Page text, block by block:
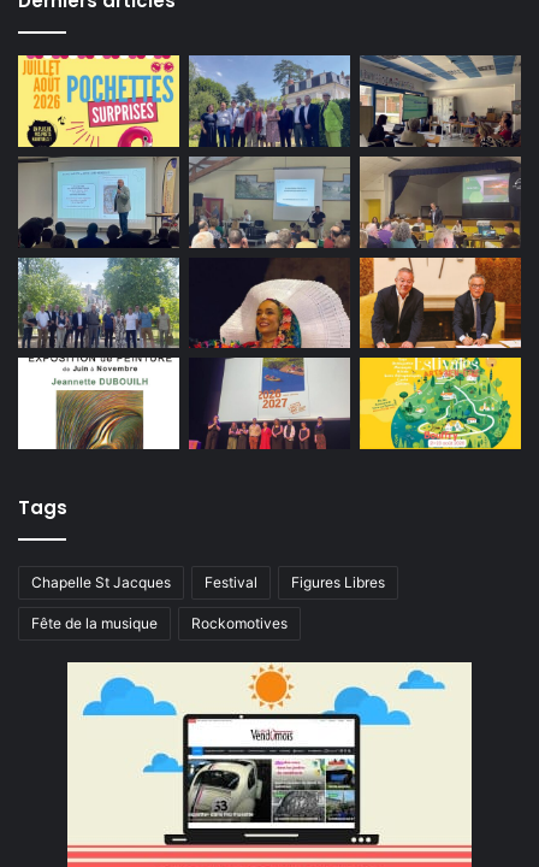
Tags
Chapelle St Jacques Festival Figures Libres
Fête de la musique Rockomotives